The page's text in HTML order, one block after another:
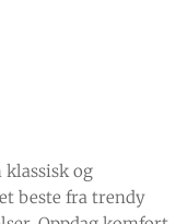
klassisk og
beste fra trendy